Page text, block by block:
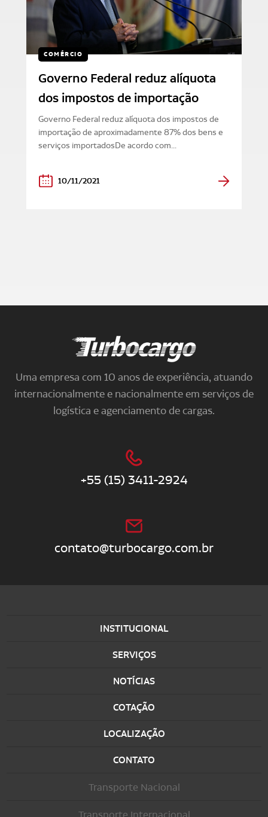
COMÉRCIO
Governo Federal reduz alíquota
dos impostos de importação
Governo Federal reduz alíquota dos impostos de
importação de aproximadamente 87% dos bens e
serviços importadosDe acordo com...
10/11/2021
Turbocargo
Uma empresa com 10 anos de experiência, atuando
internacionalmente e nacionalmente em serviços de
logística e agenciamento de cargas.
+55 (15) 3411-2924
contato@turbocargo.com.br
INSTITUCIONAL
SERVIÇOS
NOTÍCIAS
COTAÇÃO
LOCALIZAÇÃO
CONTATO
Transporte Nacional
Transporte Internacional